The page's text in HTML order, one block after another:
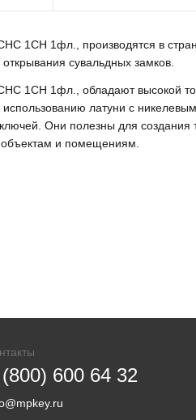
1CH 1фл., производятся в
сувальдных замков.
1CH 1фл., обладают высокой
латуни с
Они полезны для
объектам и помещениям.
600 64 32